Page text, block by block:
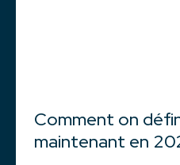
Comment on
maintenant en